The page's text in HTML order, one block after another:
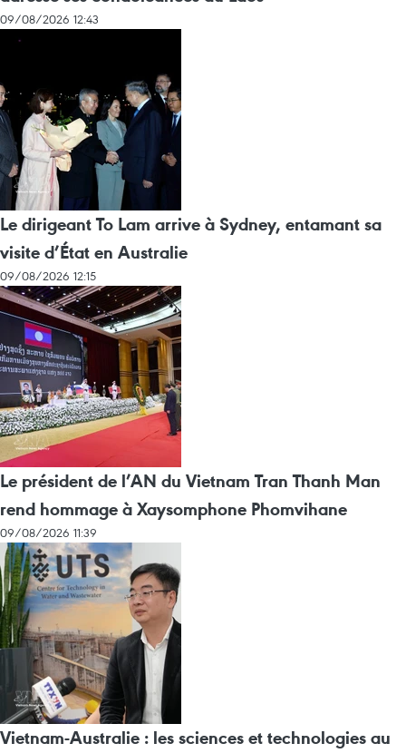
09/08/2026 12:43
Le dirigeant To Lam arrive à Sydney, entamant sa
visite d’État en Australie
09/08/2026 12:15
Le président de l’AN du Vietnam Tran Thanh Man
rend hommage à Xaysomphone Phomvihane
09/08/2026 11:39
Vietnam-Australie : les sciences et technologies au